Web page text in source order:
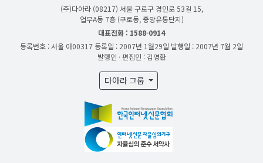
(주)다아라 (08217) 서울 구로구 경인로 53길 15,
업무A동 7층 (구로동, 중앙유통단지)
대표전화 : 1588-0914
등록번호 : 서울 아00317 등록일 : 2007년 1월29일 발행일 : 2007년 7월 2일
발행인 · 편집인 : 김영환
다아라 그룹